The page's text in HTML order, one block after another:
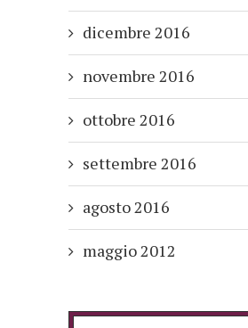
dicembre 2016
novembre 2016
ottobre 2016
settembre 2016
agosto 2016
maggio 2012